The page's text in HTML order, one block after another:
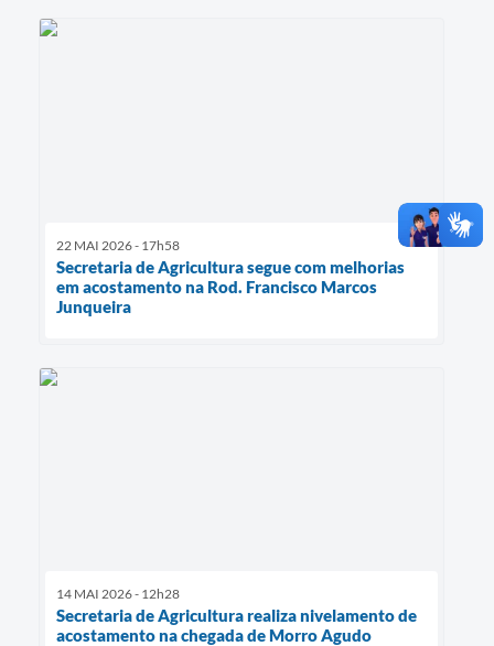
22 MAI 2026 - 17h58
Secretaria de Agricultura segue com melhorias
em acostamento na Rod. Francisco Marcos
Junqueira
14 MAI 2026 - 12h28
Secretaria de Agricultura realiza nivelamento de
acostamento na chegada de Morro Agudo